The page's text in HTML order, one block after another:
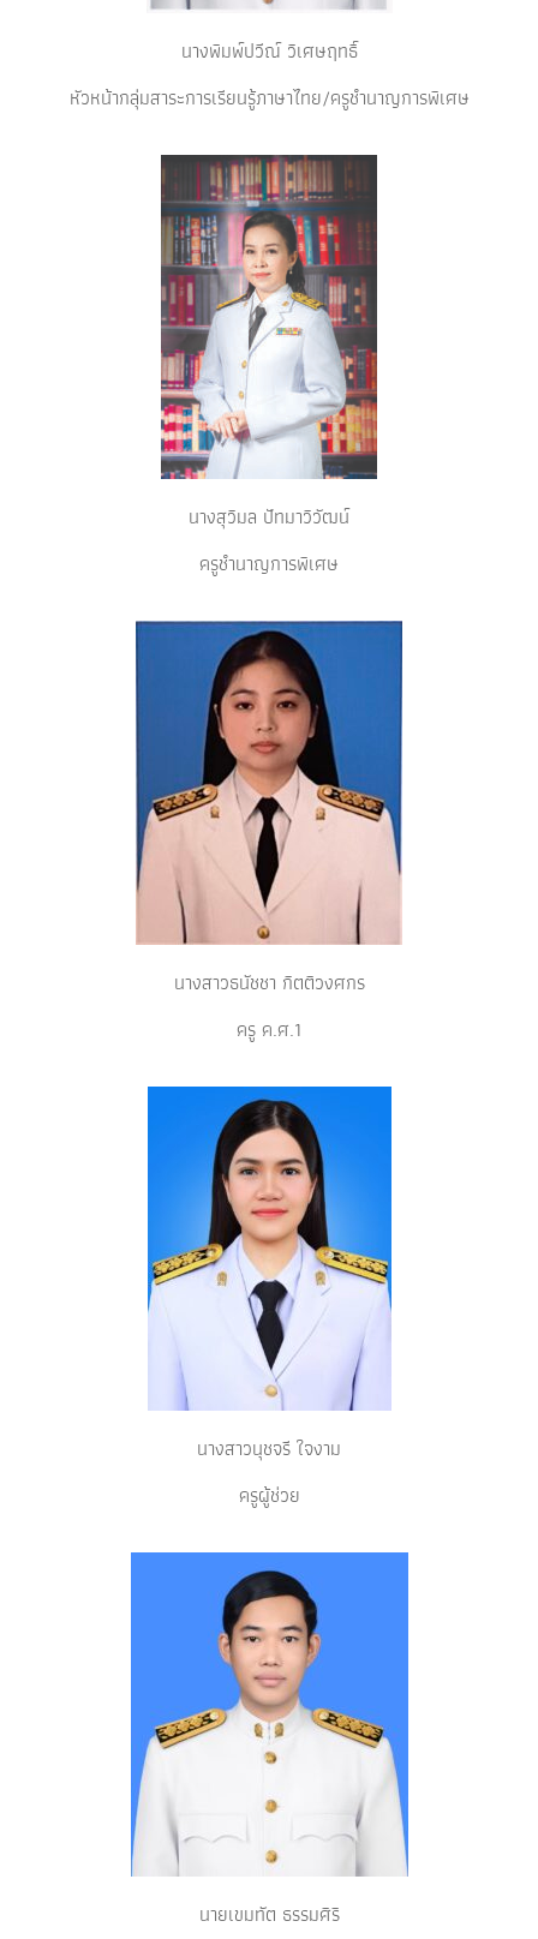
นางพิมพ์ปวีณ์ วิเศษฤทธิ์
หัวหน้ากลุ่มสาระการเรียนรู้ภาษาไทย/ครูชำนาญการพิเศษ
นางสุวิมล ปัทมาวิวัฒน์
ครูชำนาญการพิเศษ
นางสาวธนัชชา กิตติวงศกร
ครู ค.ศ.1
นางสาวนุชจรี ใจงาม
ครูผู้ช่วย
นายเขมทัต ธรรมศิริ